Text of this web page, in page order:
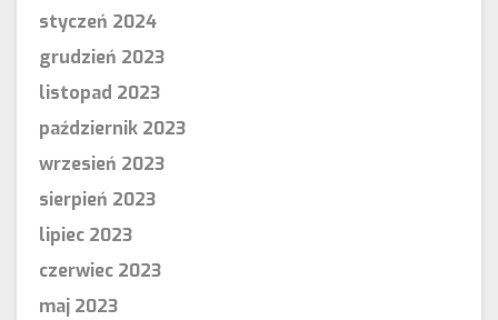
styczeń 2024
grudzień 2023
listopad 2023
październik 2023
wrzesień 2023
sierpień 2023
lipiec 2023
czerwiec 2023
maj 2023